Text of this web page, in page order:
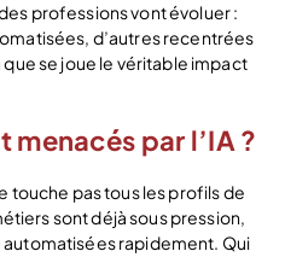
professions vont évoluer :
d’autres recentrées
que se joue le véritable impact
menacés par l’IA ?
touche pas tous les profils de
sont déjà sous pression,
rapidement. Qui